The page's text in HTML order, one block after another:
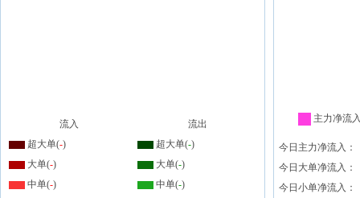
流入
流出
超大单(-) 超大单(-)
大单(-) 大单(-)
中单(-) 中单(-)
主力净流
今日主力净流入：
今日大单净流入：
今日小单净流入：